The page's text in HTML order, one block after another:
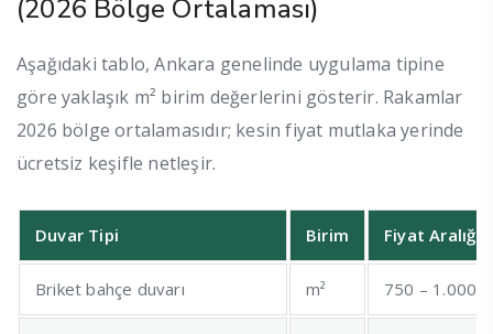
(2026 Bölge Ortalaması)
Aşağıdaki tablo, Ankara genelinde uygulama tipine
göre yaklaşık m² birim değerlerini gösterir. Rakamlar
2026 bölge ortalamasıdır; kesin fiyat mutlaka yerinde
ücretsiz keşifle netleşir.
Duvar Tipi Birim Fiyat Aralığı
Briket bahçe duvarı m² 750 – 1.000